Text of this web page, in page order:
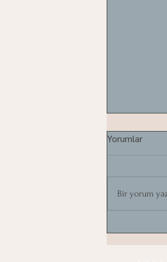
Yorumlar
Bir yorum